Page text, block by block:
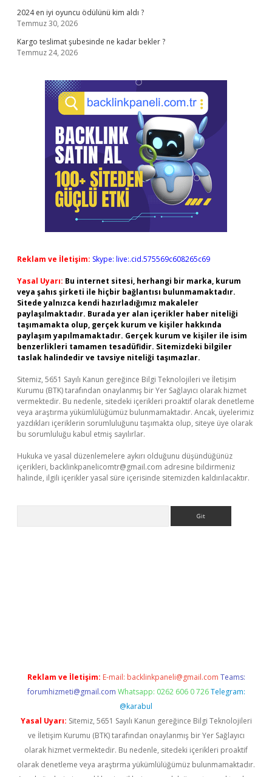
2024 en iyi oyuncu ödülünü kim aldı ?
Temmuz 30, 2026
Kargo teslimat şubesinde ne kadar bekler ?
Temmuz 24, 2026
Reklam ve İletişim: Skype: live:.cid.575569c608265c69
Yasal Uyarı: Bu internet sitesi, herhangi bir marka, kurum
veya şahıs şirketi ile hiçbir bağlantısı bulunmamaktadır.
Sitede yalnızca kendi hazırladığımız makaleler
paylaşılmaktadır. Burada yer alan içerikler haber niteliği
taşımamakta olup, gerçek kurum ve kişiler hakkında
paylaşım yapılmamaktadır. Gerçek kurum ve kişiler ile isim
benzerlikleri tamamen tesadüfidir. Sitemizdeki bilgiler
taslak halindedir ve tavsiye niteliği taşımazlar.
Sitemiz, 5651 Sayılı Kanun gereğince Bilgi Teknolojileri ve İletişim
Kurumu (BTK) tarafından onaylanmış bir Yer Sağlayıcı olarak hizmet
vermektedir. Bu nedenle, sitedeki içerikleri proaktif olarak denetleme
veya araştırma yükümlülüğümüz bulunmamaktadır. Ancak, üyelerimiz
yazdıkları içeriklerin sorumluluğunu taşımakta olup, siteye üye olarak
bu sorumluluğu kabul etmiş sayılırlar.
Hukuka ve yasal düzenlemelere aykırı olduğunu düşündüğünüz
içerikleri, backlinkpanelicomtr@gmail.com adresine bildirmeniz
halinde, ilgili içerikler yasal süre içerisinde sitemizden kaldırılacaktır.
Reklam ve İletişim: E-mail: backlinkpaneli@gmail.com Teams:
forumhizmeti@gmail.com Whatsapp: 0262 606 0 726 Telegram:
@karabul
Yasal Uyarı: Sitemiz, 5651 Sayılı Kanun gereğince Bilgi Teknolojileri
ve İletişim Kurumu (BTK) tarafından onaylanmış bir Yer Sağlayıcı
olarak hizmet vermektedir. Bu nedenle, sitedeki içerikleri proaktif
olarak denetleme veya araştırma yükümlülüğümüz bulunmamaktadır.